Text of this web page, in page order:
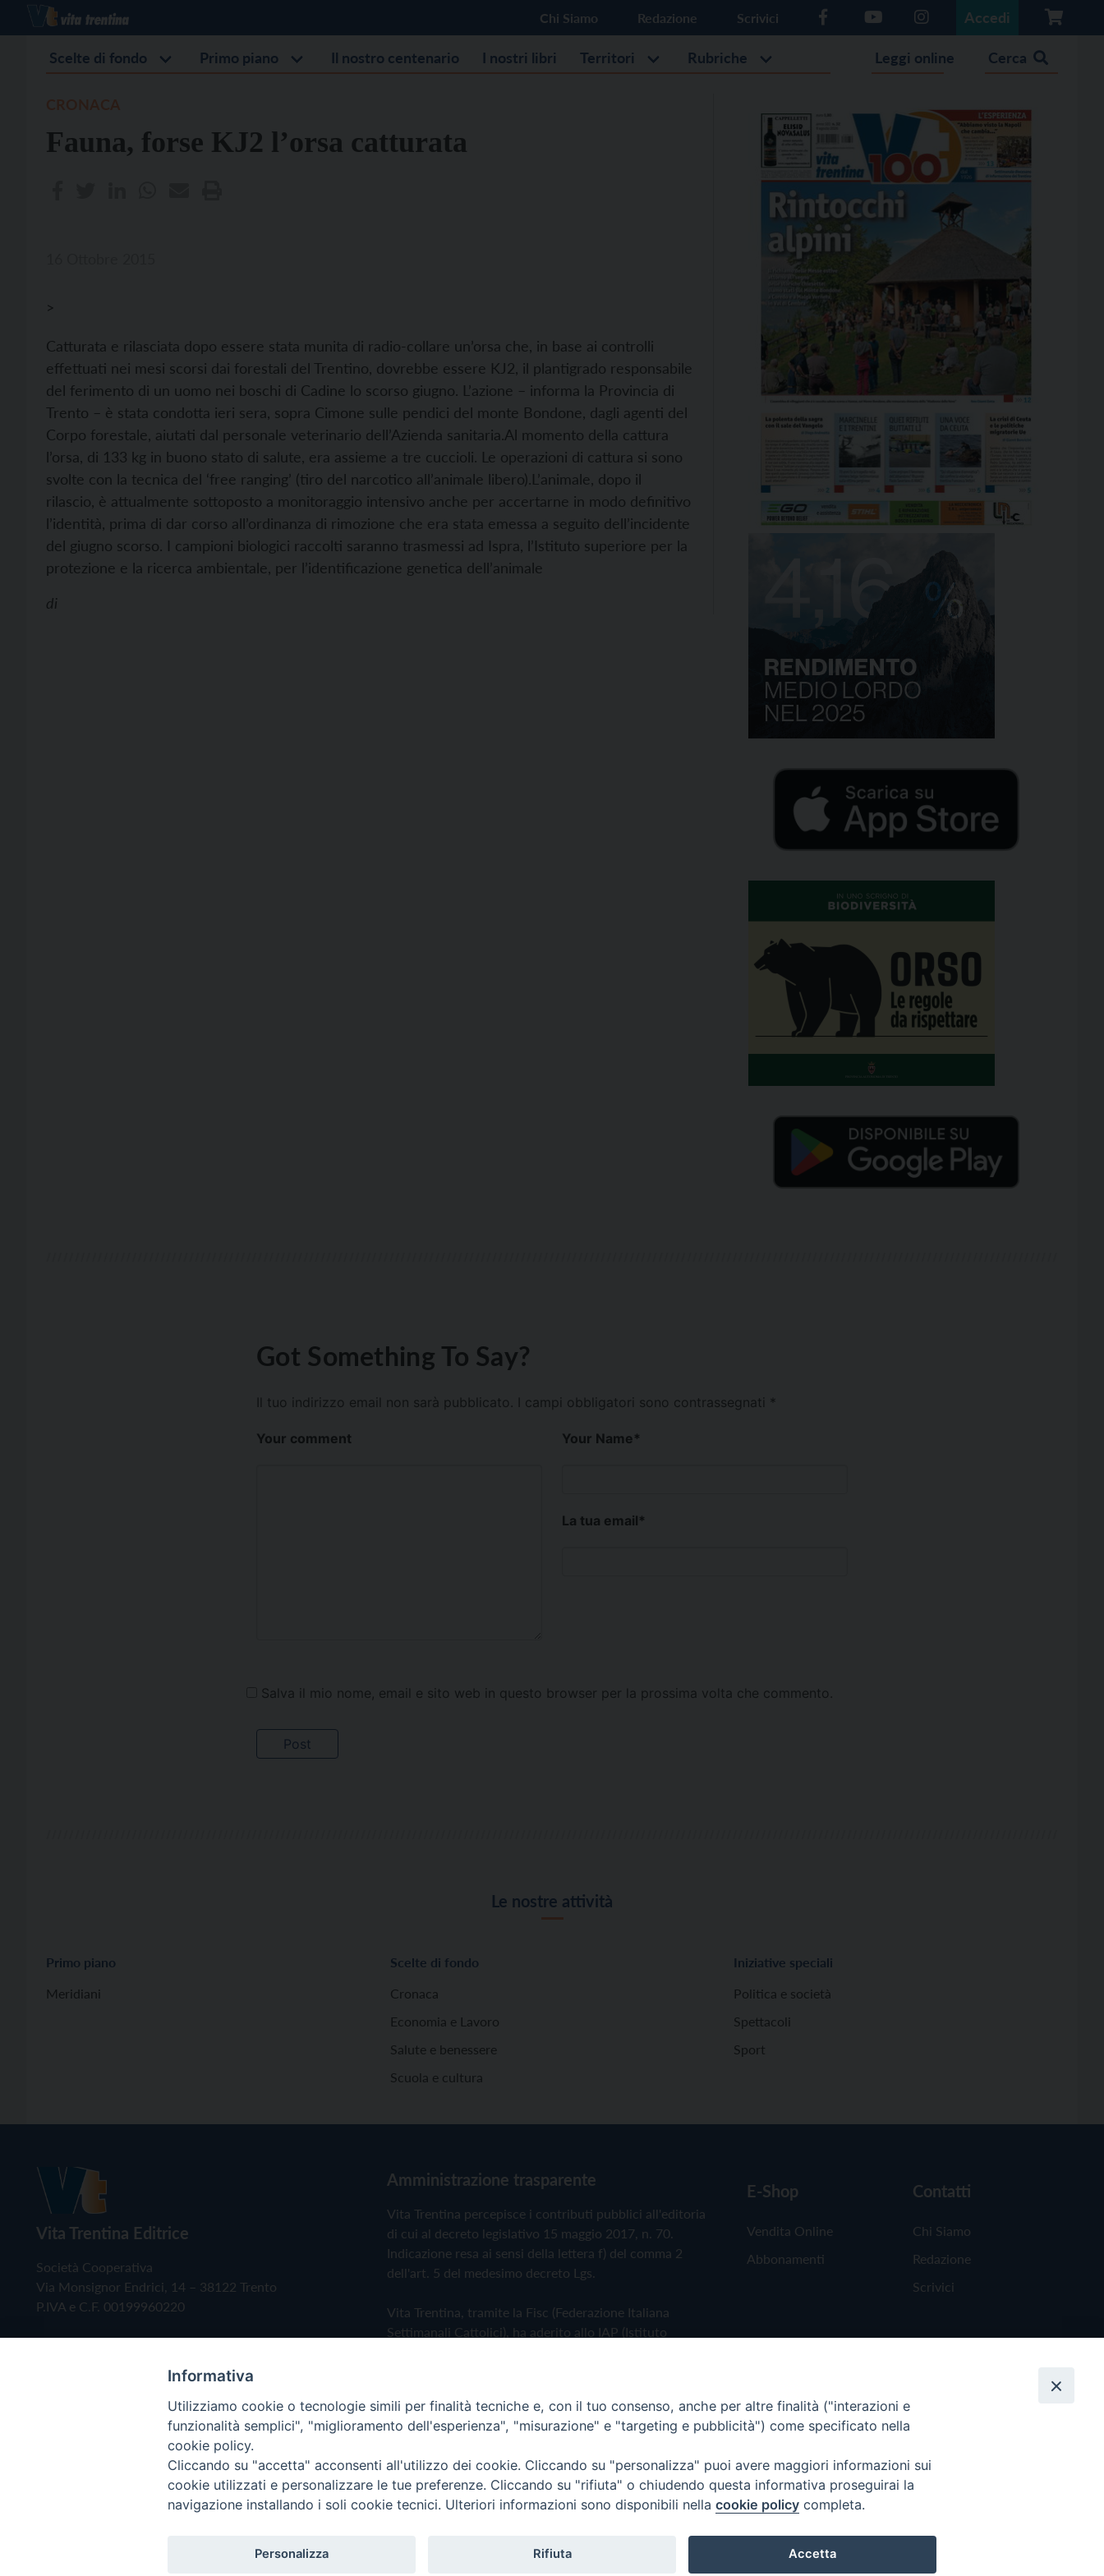
Chi Siamo Redazione Scrivici Accedi
Scelte di fondo Primo piano Il nostro centenario I nostri libri Territori Rubriche Leggi online Cerca
Fauna, forse KJ2 l’orsa catturata
>
Catturata e rilasciata dopo essere stata munita di radio-collare un’orsa che, in base ai controlli
effettuati nei mesi scorsi dai forestali del Trentino, dovrebbe essere KJ2, il plantigrado responsabile
del ferimento di un uomo nei boschi di Cadine lo scorso giugno. L’azione – informa la Provincia di
Trento – è stata condotta ieri sera, sopra Cimone sulle pendici del monte Bondone, dagli agenti del
Corpo forestale, aiutati dal personale veterinario dell’Azienda sanitaria.Al momento della cattura
l’orsa, di 133 kg in buono stato di salute, era assieme a tre cuccioli. Le operazioni di cattura si sono
svolte con la tecnica del ‘free ranging’ (tiro del narcotico all’animale libero).L’animale, dopo il
rilascio, è attualmente sottoposto a monitoraggio intensivo anche per accertarne in modo definitivo
l’identità, prima di dar corso all’ordinanza di rimozione che era stata emessa a seguito dell’incidente
del giugno scorso. I campioni biologici raccolti saranno trasmessi ad Ispra, l’Istituto superiore per la
protezione e la ricerca ambientale, per l’identificazione genetica dell’animale
di
Got Something To Say?
Il tuo indirizzo email non sarà pubblicato. I campi obbligatori sono contrassegnati *
Your comment Your Name*
La tua email*
Salva il mio nome, email e sito web in questo browser per la prossima volta che commento.
Le nostre attività
Primo piano
Meridiani
Scelte di fondo
Cronaca
Economia e Lavoro
Salute e benessere
Scuola e cultura
Iniziative speciali
Politica e società
Spettacoli
Sport
Vita Trentina Editrice
Società Cooperativa
Via Monsignor Endrici, 14 – 38122 Trento
P.IVA e C.F. 00199960220
Amministrazione trasparente
Vita Trentina percepisce i contributi pubblici all'editoria
di cui al decreto legislativo 15 maggio 2017, n. 70.
Indicazione resa ai sensi della lettera f) del comma 2
dell'art. 5 del medesimo decreto Lgs.
Vita Trentina, tramite la Fisc (Federazione Italiana
Settimanali Cattolici), ha aderito allo IAP (Istituto
Privacy Policy Cookie Policy
E-Shop
Vendita Online
Abbonamenti
Contatti
Chi Siamo
Redazione
Scrivici
Copyright © 2019 - Tutti i diritti riservati - Vita Trentina Editrice
Informativa
Utilizziamo cookie o tecnologie simili per finalità tecniche e, con il tuo consenso, anche per altre finalità ("interazioni e
funzionalità semplici", "miglioramento dell'esperienza", "misurazione" e "targeting e pubblicità") come specificato nella
cookie policy.
Cliccando su "accetta" acconsenti all'utilizzo dei cookie. Cliccando su "personalizza" puoi avere maggiori informazioni sui
cookie utilizzati e personalizzare le tue preferenze. Cliccando su "rifiuta" o chiudendo questa informativa proseguirai la
navigazione installando i soli cookie tecnici. Ulteriori informazioni sono disponibili nella cookie policy completa.
Personalizza Rifiuta Accetta